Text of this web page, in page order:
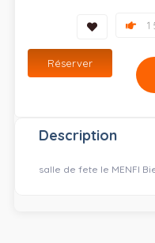
1
Réserver
Description
salle de fete le MENFI